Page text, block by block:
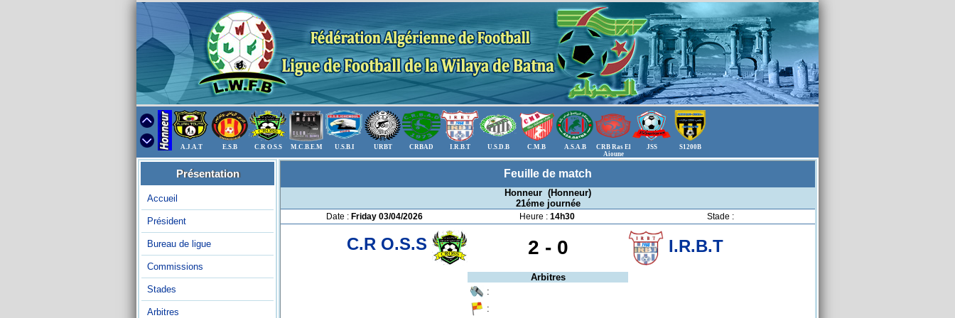
A.J.A.T E.S.B C.R O.S.S M.C.B.E.M U.S.B.I URBT CRBAD I.R.B.T U.S.D.B C.M.B A.S.A.B
CRB Ras El
Aioune
JSS S1200B
Présentation
Accueil
Président
Bureau de ligue
Commissions
Stades
Arbitres
Feuille de match
Honneur (Honneur)
21éme journée
Date : Friday 03/04/2026 Heure : 14h30 Stade :
C.R O.S.S 2 -0 I.R.B.T
Arbitres
:
: